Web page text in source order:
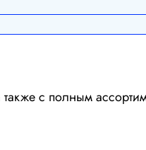
с полным